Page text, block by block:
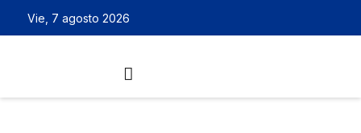
Vie, 7 agosto 2026